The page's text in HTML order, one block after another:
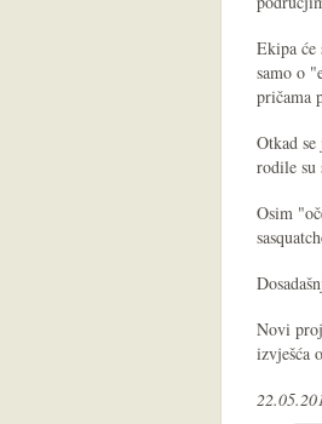
Ekipa će
samo o
pričama
Otkad
rodile su
Osim
Novi
izvješća